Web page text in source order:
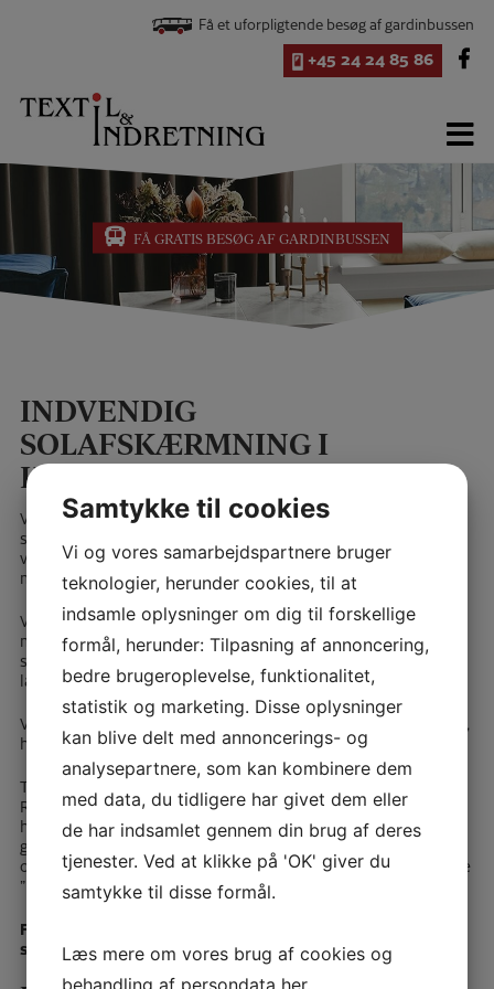
Få et uforpligtende besøg af gardinbussen
+45 24 24 85 86
FÅ GRATIS BESØG AF GARDINBUSSEN
INDVENDIG
SOLAFSKÆRMNING I
KØBENHAVN
Vi kan tilbyde almindelige gardiner, gardinstænger og
solafskærmning som til det private marked (få evt. inspiration
ved at kigge på disse sider). Alle produkter kan laves
motorstyret.
Vi har herudover, specielt til erhvervsmarkedet, professionel
mørklægning/fotografisk mørklægning, således at et rum kan
skærmes 100 % for al lys. Helt perfekt til f.eks. fysiklokaler,
laboratorier, auditorier, mørkekamre og lign. steder.
Vi har stor erfaring i gardiner/solafskærmning til kontorlokaler,
hvor solen ofte generer i skærme og ved brug af projektorer.
Til store lokaler kan rumdeling med stof ind tænkes.
Rumdelingen kan med fordel laves med panelbaner, som
hurtigt og enkelt kan trækkes til siden, hvis rummet ønskes
gjort større. Panelerne kan laves i alle slags rullegardinsvæv,
og i almindeligt stof. Få evt. inspiration ved at kigge på siderne
”produkter”.
Få et uforpligtende besøg og tilbud på Indvendig
solafskærmning –klik her
Samtykke til cookies
Vi og vores samarbejdspartnere bruger
teknologier, herunder cookies, til at
indsamle oplysninger om dig til forskellige
formål, herunder: Tilpasning af annoncering,
bedre brugeroplevelse, funktionalitet,
statistik og marketing. Disse oplysninger
kan blive delt med annoncerings- og
analysepartnere, som kan kombinere dem
med data, du tidligere har givet dem eller
de har indsamlet gennem din brug af deres
tjenester. Ved at klikke på 'OK' giver du
samtykke til disse formål.
Læs mere om vores brug af cookies og
behandling af persondata her.